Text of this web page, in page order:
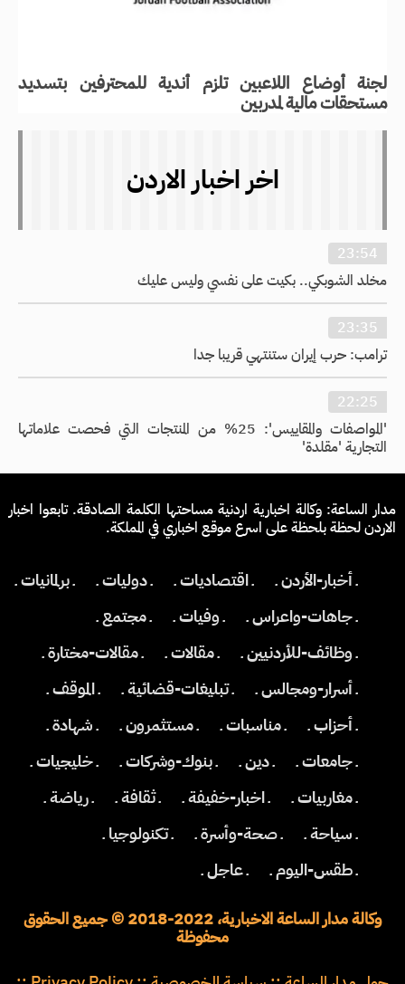
لجنة أوضاع اللاعبين تلزم أندية للمحترفين بتسديد
مستحقات مالية لمدربين
اخر اخبار الاردن
23:54
مخلد الشوبكي.. بكيت على نفسي وليس عليك
23:35
ترامب: حرب إيران ستنتهي قريبا جدا
22:25
'المواصفات والمقاييس': 25% من المنتجات التي فحصت علاماتها
التجارية 'مقلدة'
مدار الساعة: وكالة اخبارية اردنية مساحتها الكلمة الصادقة. تابعوا اخبار
الاردن لحظة بلحظة على اسرع موقع اخباري في المملكة.
ـ أخبار-الأردن ـ ـ اقتصاديات ـ ـ دوليات ـ
ـ برلمانيات ـ
ـ جاهات-واعراس ـ
ـ وفيات ـ
ـ مجتمع ـ
ـ وظائف-للأردنيين ـ
ـ مقالات ـ
ـ مقالات-مختارة ـ
ـ أسرار-ومجالس ـ
ـ تبليغات-قضائية ـ
ـ الموقف ـ
ـ أحزاب ـ
ـ مناسبات ـ ـ مستثمرون ـ
ـ شهادة ـ
ـ جامعات ـ
ـ دين ـ ـ بنوك-وشركات ـ
ـ خليجيات ـ
ـ مغاربيات ـ
ـ اخبار-خفيفة ـ ـ ثقافة ـ
ـ رياضة ـ
ـ سياحة ـ
ـ صحة-وأسرة ـ
ـ تكنولوجيا ـ
ـ طقس-اليوم ـ
ـ عاجل ـ
وكالة مدار الساعة الاخبارية، 2022-2018 © جميع الحقوق
محفوظة